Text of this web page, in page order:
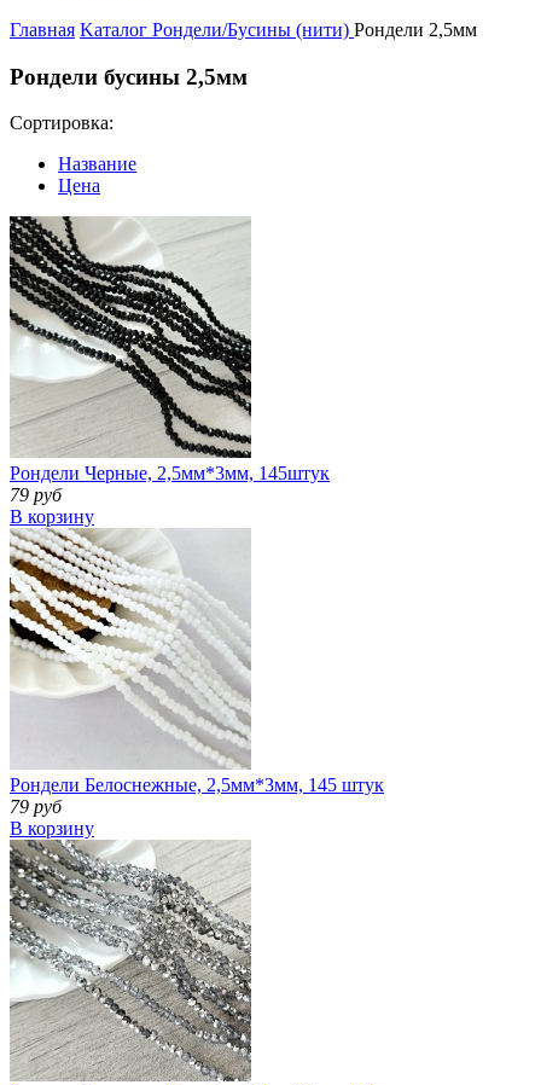
Главная Kаталог Рондели/Бусины (нити) Рондели 2,5мм
Рондели бусины 2,5мм
Сортировка:
Название
Цена
Рондели Черные, 2,5мм*3мм, 145штук
79 руб
В корзину
Рондели Белоснежные, 2,5мм*3мм, 145 штук
79 руб
В корзину